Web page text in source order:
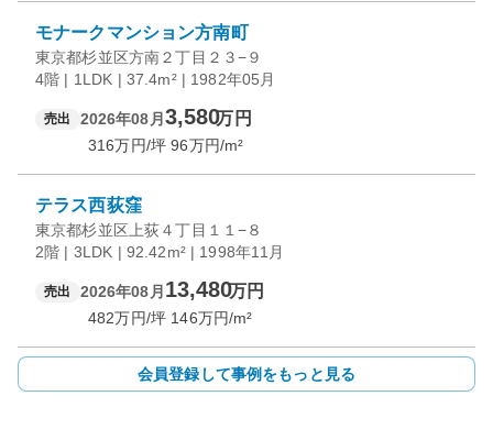
モナークマンション方南町
東京都杉並区方南２丁目２３−９
4階 | 1LDK | 37.4m² | 1982年05月
売出 2026年08月 3,580万円
316万円/坪 96万円/m²
テラス西荻窪
東京都杉並区上荻４丁目１１−８
2階 | 3LDK | 92.42m² | 1998年11月
売出 2026年08月 13,480万円
482万円/坪 146万円/m²
会員登録して事例をもっと見る